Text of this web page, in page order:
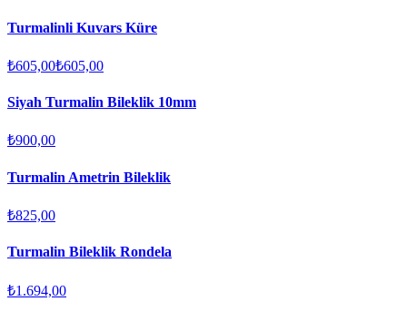
Turmalinli Kuvars Küre
₺605,00₺605,00
Siyah Turmalin Bileklik 10mm
₺900,00
Turmalin Ametrin Bileklik
₺825,00
Turmalin Bileklik Rondela
₺1.694,00